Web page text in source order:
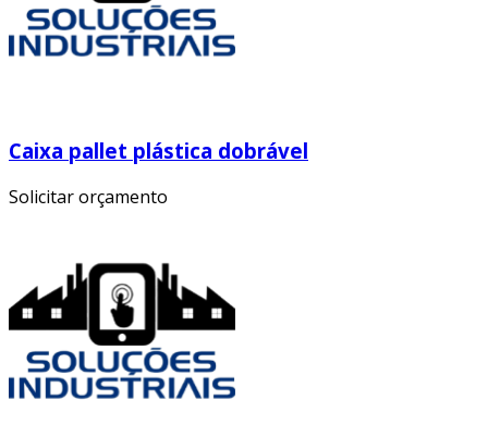
Caixa pallet plástica dobrável
Solicitar orçamento